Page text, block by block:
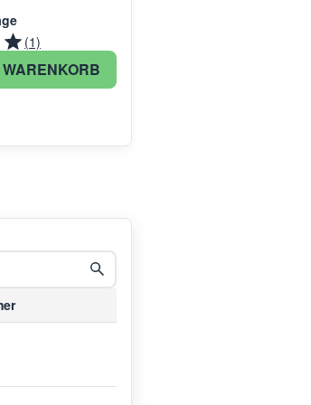
(1)